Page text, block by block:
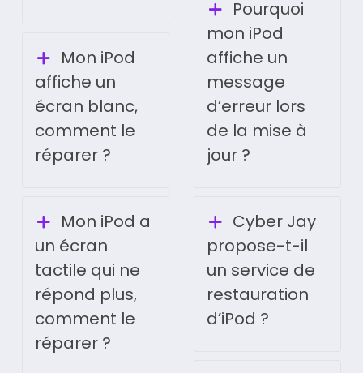
Mon iPod
affiche un
écran blanc,
comment le
réparer ?
Mon iPod a
un écran
tactile qui ne
répond plus,
comment le
réparer ?
Pourquoi
mon iPod
affiche un
message
d’erreur lors
de la mise à
jour ?
Cyber Jay
propose-t-il
un service de
restauration
d’iPod ?